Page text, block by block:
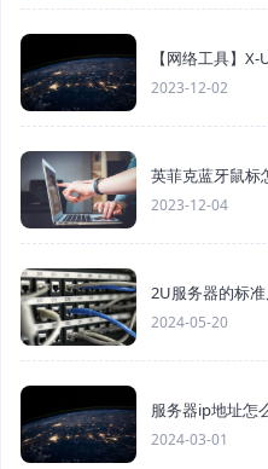
【网络工具】
2023-12-02
英菲克蓝牙鼠标
2023-12-04
2U服务器的标
2024-05-20
服务器ip地址怎
2024-03-01